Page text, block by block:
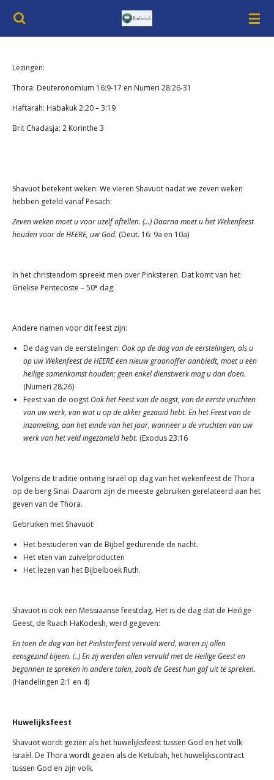
Ga
direct
naar
hoofdinhoud
Lezingen:
Thora: Deuteronomium 16:9-17 en Numeri 28:26-31
Haftarah: Habakuk 2:20 – 3:19
Brit Chadasja: 2 Korinthe 3
Shavuot betekent weken: We vieren Shavuot nadat we zeven weken
hebben geteld vanaf Pesach:
Zeven weken moet u voor uzelf aftellen. (…) Daarna moet u het Wekenfeest
houden voor de HEERE, uw God. (Deut. 16: 9a en 10a)
In het christendom spreekt men over Pinksteren. Dat komt van het
Griekse Pentecoste – 50e dag.
Andere namen voor dit feest zijn:
De dag van de eerstelingen: Ook op de dag van de eerstelingen, als u
op uw Wekenfeest de HEERE een nieuw graanoffer aanbiedt, moet u een
heilige samenkomst houden; geen enkel dienstwerk mag u dan doen.
(Numeri 28:26)
Feest van de oogst Ook het Feest van de oogst, van de eerste vruchten
van uw werk, van wat u op de akker gezaaid hebt. En het Feest van de
inzameling, aan het einde van het jaar, wanneer u de vruchten van uw
werk van het veld ingezameld hebt. (Exodus 23:16
Volgens de traditie ontving Israël op dag van het wekenfeest de Thora
op de berg Sinai. Daarom zijn de meeste gebruiken gerelateerd aan het
geven van de Thora.
Gebruiken met Shavuot:
Het bestuderen van de Bijbel gedurende de nacht.
Het eten van zuivelproducten
Het lezen van het Bijbelboek Ruth.
Shavuot is ook een Messiaanse feestdag. Het is de dag dat de Heilige
Geest, de Ruach HaKodesh, werd gegeven:
En toen de dag van het Pinksterfeest vervuld werd, waren zij allen
eensgezind bijeen. (..) En zij werden allen vervuld met de Heilige Geest en
begonnen te spreken in andere talen, zoals de Geest hun gaf uit te spreken.
(Handelingen 2:1 en 4)
Huwelijksfeest
Shavuot wordt gezien als het huwelijksfeest tussen God en het volk
Israël. De Thora wordt gezien als de Ketubah, het huwelijkscontract
tussen God en zijn volk.